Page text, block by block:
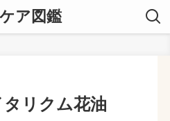
ア図鑑
リクム花油